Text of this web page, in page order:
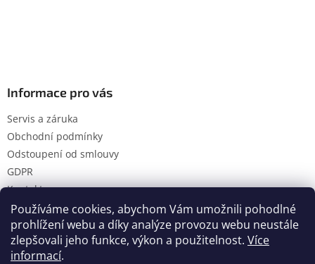
Používáme cookies, abychom Vám umožnili pohodlné
prohlížení webu a díky analýze provozu webu neustále
zlepšovali jeho funkce, výkon a použitelnost. Více
informací.
Informace pro vás
Servis a záruka
Obchodní podmínky
Odstoupení od smlouvy
GDPR
Kontakty
Vytvořil Shoptet